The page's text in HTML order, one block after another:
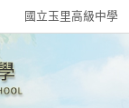
國立玉里高級中學